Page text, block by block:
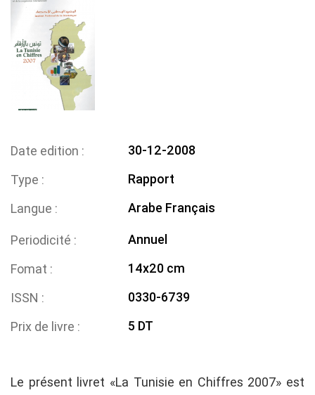
Date edition
30-12-2008
Type
Rapport
Langue
Arabe Français
Periodicité
Annuel
Fomat
14x20 cm
ISSN
0330-6739
Prix de livre
5 DT
Le présent livret «La Tunisie en Chiffres 2007» est